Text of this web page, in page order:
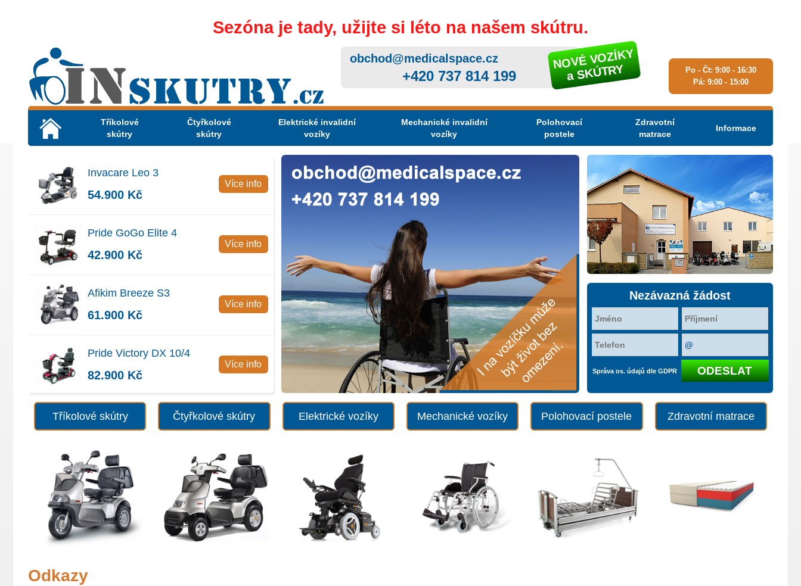
Sezóna je tady, užijte si léto na našem skútru.
obchod@medicalspace.cz
+420 737 814 199
NOVÉ VOZÍKY
a SKÚTRY
Po - Čt: 9:00 - 16:30
Pá: 9:00 - 15:00
Tříkolové
skútry
Čtyřkolové
skútry
Elektrické invalidní
vozíky
Mechanické invalidní
vozíky
Polohovací
postele
Zdravotní
matrace
Informace
Invacare Leo 3
54.900 Kč
Více info
Pride GoGo Elite 4
42.900 Kč
Více info
Afikim Breeze S3
61.900 Kč
Více info
Pride Victory DX 10/4
82.900 Kč
Více info
Nezávazná žádost
Správa os. údajů dle GDPR
Tříkolové skútry Čtyřkolové skútry Elektrické vozíky Mechanické vozíky Polohovací postele Zdravotní matrace
Odkazy